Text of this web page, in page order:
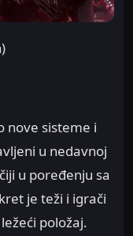
nove sisteme i
u nedavnoj
u poređenju sa
je teži i igrači
položaj.